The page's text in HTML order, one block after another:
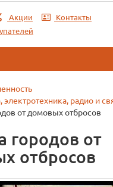
Акции
Контакты
электротехника, радио и
от домовых отбросов
городов от
отбросов